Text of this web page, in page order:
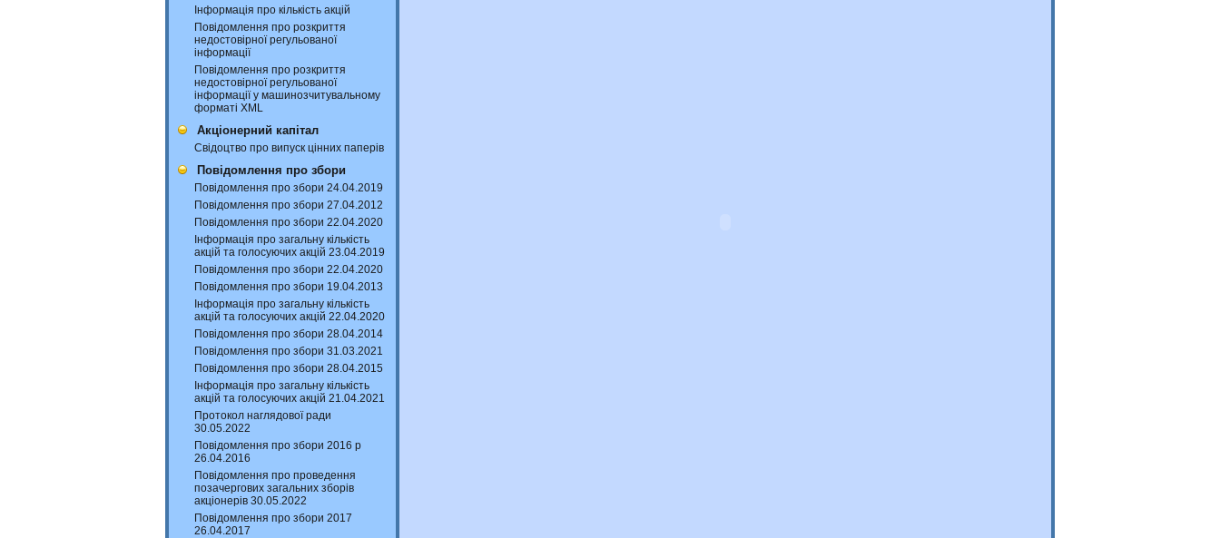
Інформація про кількість акцій
Повідомлення про розкриття
недостовірної регульованої
інформації
Повідомлення про розкриття
недостовірної регульованої
інформації у машинозчитувальному
форматі XML
Акціонерний капітал
Свідоцтво про випуск цінних паперів
Повідомлення про збори
Повідомлення про збори 24.04.2019
Повідомлення про збори 27.04.2012
Повідомлення про збори 22.04.2020
Інформація про загальну кількість
акцій та голосуючих акцій 23.04.2019
Повідомлення про збори 22.04.2020
Повідомлення про збори 19.04.2013
Інформація про загальну кількість
акцій та голосуючих акцій 22.04.2020
Повідомлення про збори 28.04.2014
Повідомлення про збори 31.03.2021
Повідомлення про збори 28.04.2015
Інформація про загальну кількість
акцій та голосуючих акцій 21.04.2021
Протокол наглядової ради
30.05.2022
Повідомлення про збори 2016 р
26.04.2016
Повідомлення про проведення
позачергових загальних зборів
акціонерів 30.05.2022
Повідомлення про збори 2017
26.04.2017